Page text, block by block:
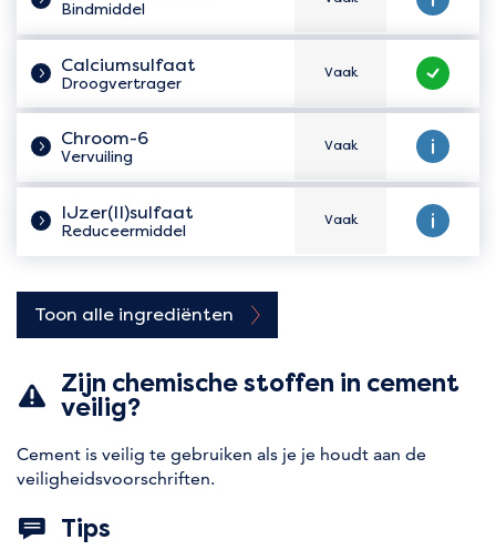
Bindmiddel Hoe vaak zit het er in?
Veilig te
Calciumsulfaat
Droogvertrager Hoe vaak zit het er in?
Vaak
Veilig te
Chroom-6
Vervuiling Hoe vaak zit het er in?
Vaak
Veilig te
IJzer(II)sulfaat
Reduceermiddel Hoe vaak zit het er in?
Vaak
Veilig te
Toon alle ingrediënten
Zijn chemische stoffen in cement
veilig?
Cement is veilig te gebruiken als je je houdt aan de
veiligheidsvoorschriften.
Tips